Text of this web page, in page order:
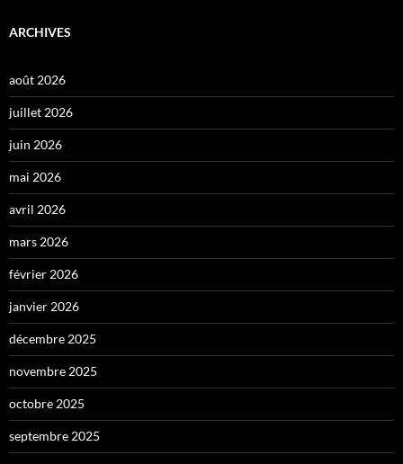
ARCHIVES
août 2026
juillet 2026
juin 2026
mai 2026
avril 2026
mars 2026
février 2026
janvier 2026
décembre 2025
novembre 2025
octobre 2025
septembre 2025